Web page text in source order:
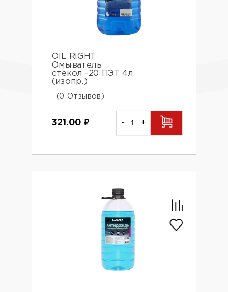
OIL RIGHT
Омыватель
стекол -20 ПЭТ 4л
(изопр.)
(0 Отзывов)
321.00 ₽ - +